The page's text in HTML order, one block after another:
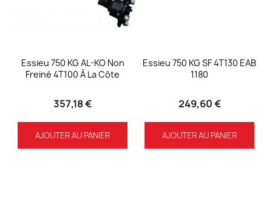
Essieu 750 KG AL-KO Non
Freiné 4T100 À La Côte
357,18 €
AJOUTER AU PANIER
Essieu 750 KG SF 4T130 EAB
1180
249,60 €
AJOUTER AU PANIER